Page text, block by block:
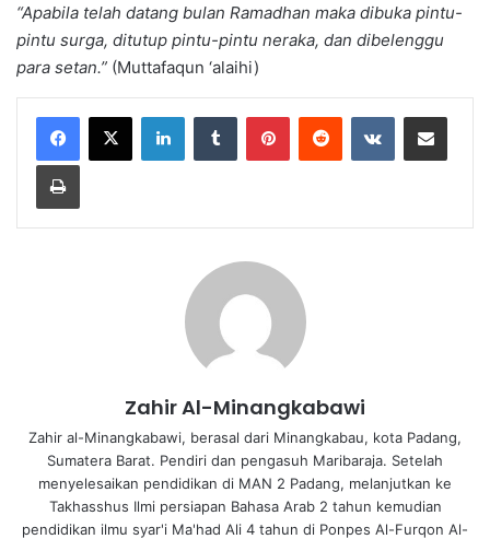
“Apabila telah datang bulan Ramadhan maka dibuka pintu-
pintu surga, ditutup pintu-pintu neraka, dan dibelenggu
para setan.” (Muttafaqun ‘alaihi)
Zahir Al-Minangkabawi
Zahir al-Minangkabawi, berasal dari Minangkabau, kota Padang,
Sumatera Barat. Pendiri dan pengasuh Maribaraja. Setelah
menyelesaikan pendidikan di MAN 2 Padang, melanjutkan ke
Takhasshus Ilmi persiapan Bahasa Arab 2 tahun kemudian
pendidikan ilmu syar'i Ma'had Ali 4 tahun di Ponpes Al-Furqon Al-